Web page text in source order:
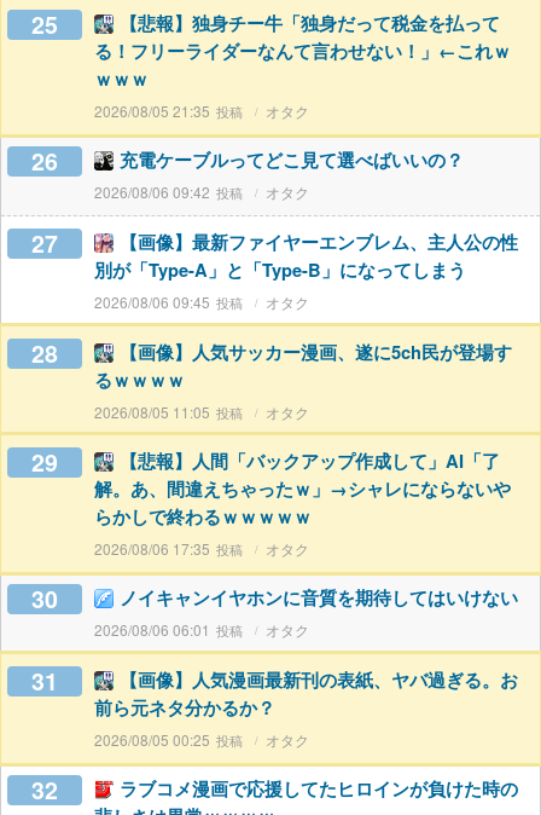
25
【悲報】独身チー牛「独身だって税金を払って
る！フリーライダーなんて言わせない！」←これｗ
ｗｗｗ
2026/08/05 21:35 オタク
26 充電ケーブルってどこ見て選べばいいの？
2026/08/06 09:42 オタク
27
【画像】最新ファイヤーエンブレム、主人公の性
別が「Type-A」と「Type-B」になってしまう
2026/08/06 09:45 オタク
28
【画像】人気サッカー漫画、遂に5ch民が登場す
るｗｗｗｗ
2026/08/05 11:05 オタク
29
【悲報】人間「バックアップ作成して」AI「了
解。あ、間違えちゃったｗ」→シャレにならないや
らかしで終わるｗｗｗｗｗ
2026/08/06 17:35 オタク
30 ノイキャンイヤホンに音質を期待してはいけない
2026/08/06 06:01 オタク
31
【画像】人気漫画最新刊の表紙、ヤバ過ぎる。お
前ら元ネタ分かるか？
2026/08/05 00:25 オタク
32
ラブコメ漫画で応援してたヒロインが負けた時の